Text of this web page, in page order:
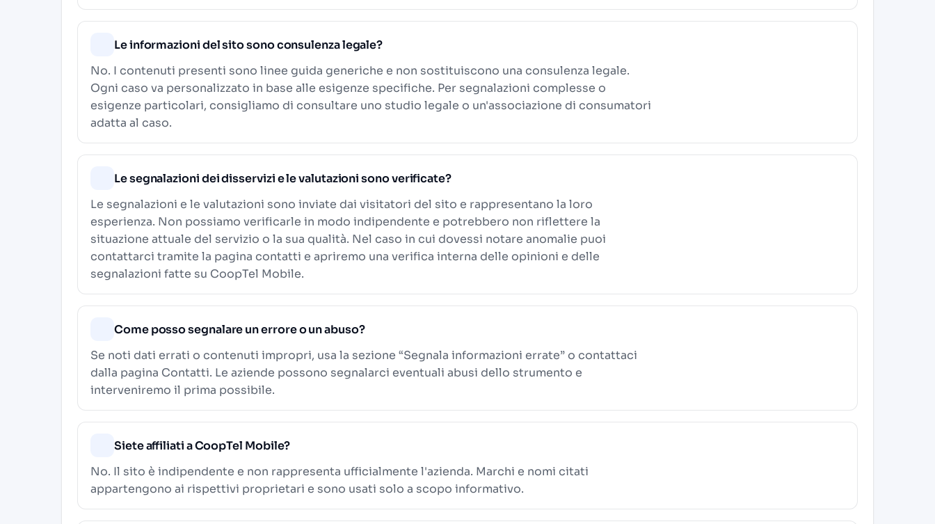
Le informazioni del sito sono consulenza legale?
No. I contenuti presenti sono linee guida generiche e non sostituiscono una consulenza legale.
Ogni caso va personalizzato in base alle esigenze specifiche. Per segnalazioni complesse o
esigenze particolari, consigliamo di consultare uno studio legale o un'associazione di consumatori
adatta al caso.
Le segnalazioni dei disservizi e le valutazioni sono verificate?
Le segnalazioni e le valutazioni sono inviate dai visitatori del sito e rappresentano la loro
esperienza. Non possiamo verificarle in modo indipendente e potrebbero non riflettere la
situazione attuale del servizio o la sua qualità. Nel caso in cui dovessi notare anomalie puoi
contattarci tramite la pagina contatti e apriremo una verifica interna delle opinioni e delle
segnalazioni fatte su CoopTel Mobile.
Come posso segnalare un errore o un abuso?
Se noti dati errati o contenuti impropri, usa la sezione “Segnala informazioni errate” o contattaci
dalla pagina Contatti. Le aziende possono segnalarci eventuali abusi dello strumento e
interveniremo il prima possibile.
Siete affiliati a CoopTel Mobile?
No. Il sito è indipendente e non rappresenta ufficialmente l'azienda. Marchi e nomi citati
appartengono ai rispettivi proprietari e sono usati solo a scopo informativo.